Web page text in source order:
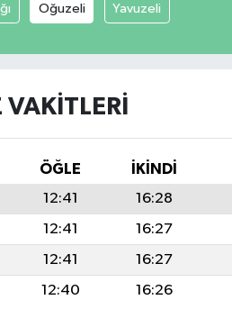
Oğuzeli Yavuzeli
ÖĞLE İKINDI
12:41 16:28
12:41 16:27
12:41 16:27
12:40 16:26